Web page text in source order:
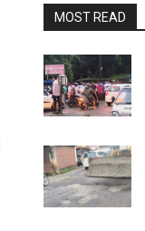
MOST READ